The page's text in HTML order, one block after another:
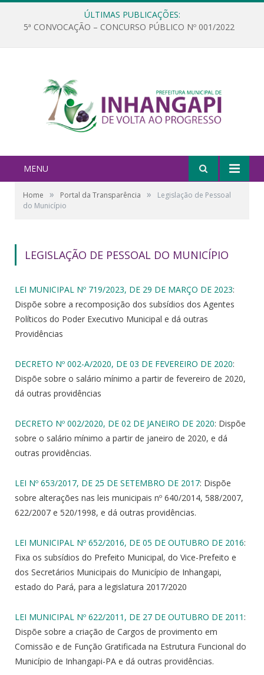
ÚLTIMAS PUBLICAÇÕES:
5ª CONVOCAÇÃO – CONCURSO PÚBLICO Nº 001/2022
MENU
Home » Portal da Transparência »
Legislação de Pessoal
do Município
LEGISLAÇÃO DE PESSOAL DO MUNICÍPIO
LEI MUNICIPAL Nº 719/2023, DE 29 DE MARÇO DE 2023:
Dispõe sobre a recomposição dos subsídios dos Agentes
Políticos do Poder Executivo Municipal e dá outras
Providências
DECRETO Nº 002-A/2020, DE 03 DE FEVEREIRO DE 2020:
Dispõe sobre o salário mínimo a partir de fevereiro de 2020,
dá outras providências
DECRETO Nº 002/2020, DE 02 DE JANEIRO DE 2020: Dispõe
sobre o salário mínimo a partir de janeiro de 2020, e dá
outras providências.
LEI Nº 653/2017, DE 25 DE SETEMBRO DE 2017: Dispõe
sobre alterações nas leis municipais nº 640/2014, 588/2007,
622/2007 e 520/1998, e dá outras providências.
LEI MUNICIPAL Nº 652/2016, DE 05 DE OUTUBRO DE 2016:
Fixa os subsídios do Prefeito Municipal, do Vice-Prefeito e
dos Secretários Municipais do Município de Inhangapi,
estado do Pará, para a legislatura 2017/2020
LEI MUNICIPAL Nº 622/2011, DE 27 DE OUTUBRO DE 2011 :
Dispõe sobre a criação de Cargos de provimento em
Comissão e de Função Gratificada na Estrutura Funcional do
Município de Inhangapi-PA e dá outras providências.